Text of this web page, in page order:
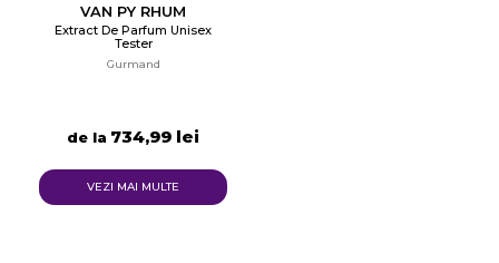
VAN PY RHUM
Extract De Parfum Unisex
Tester
Gurmand
de la 734,99 lei
VEZI MAI MULTE